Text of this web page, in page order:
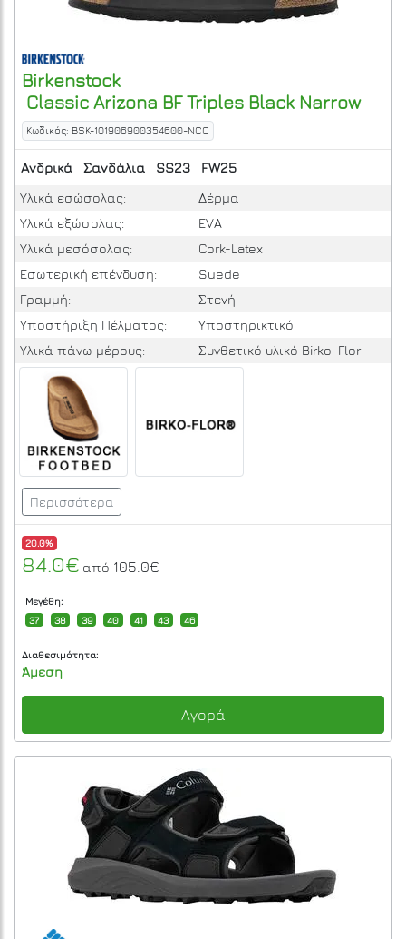
Birkenstock
Classic Arizona BF Triples Black Narrow
Κωδικός: BSK-101906900354600-NCC
Ανδρικά Σανδάλια SS23
FW25
Υλικά εσώσολας:
Δέρμα
Υλικά εξώσολας:
EVA
Υλικά μεσόσολας:
Cork-Latex
Εσωτερική επένδυση:
Suede
Γραμμή:
Στενή
Υποστήριξη Πέλματος:
Υποστηρικτικό
Yλικά πάνω μέρους:
Συνθετικό υλικό Birko-Flor
Περισσότερα
20.0%
84.0€ από 105.0€
Μεγέθη:
37
38 39 40 41 43 46
Διαθεσιμότητα:
Άμεση
Αγορά